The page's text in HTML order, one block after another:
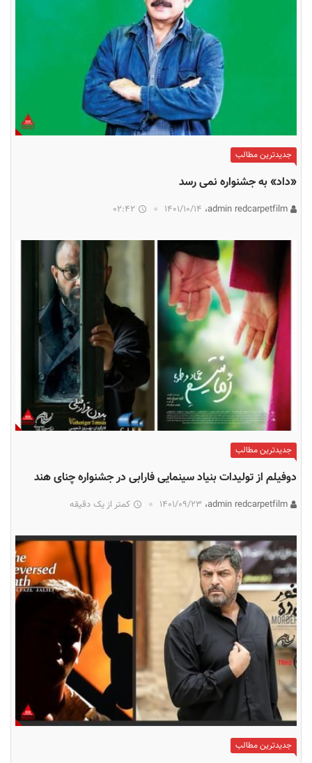
جدیدترین مطالب
«داد» به جشنواره نمی رسد
۱۴۰۱/۱۰/۱۴ 02:42
جدیدترین مطالب
دوفیلم از تولیدات بنیاد سینمایی فارابی در جشنواره چنای هند
۱۴۰۱/۰۹/۲۳ کمتر از یک دقیقه
جدیدترین مطالب